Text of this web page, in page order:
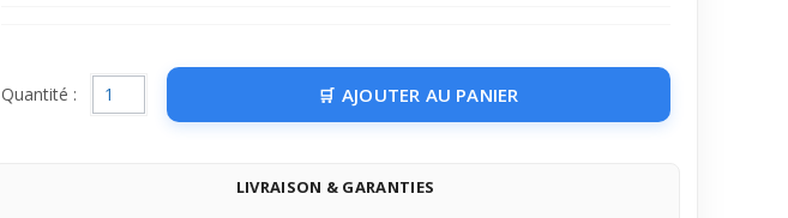
Quantité : AJOUTER AU PANIER
LIVRAISON & GARANTIES